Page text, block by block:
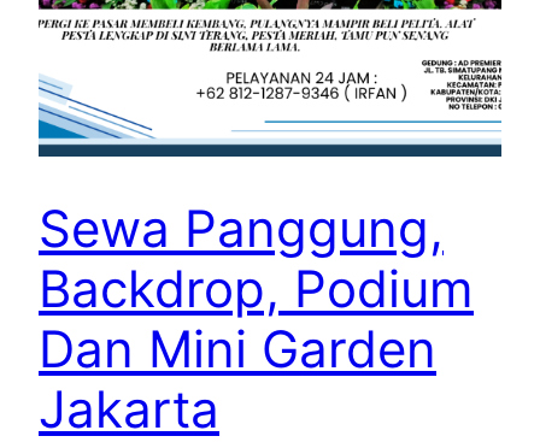
Sewa Panggung,
Backdrop, Podium
Dan Mini Garden
Jakarta